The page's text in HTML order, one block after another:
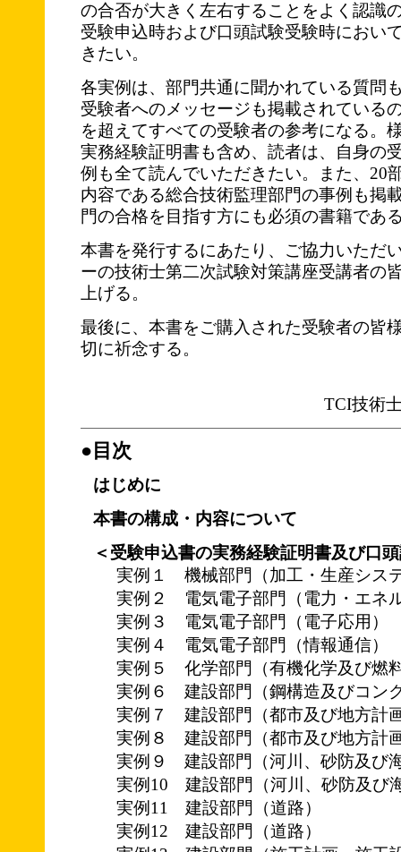
の合否が大きく左右することをよく認識
受験申込時および口頭試験受験時におい
きたい。
各実例は、部門共通に聞かれている質問
受験者へのメッセージも掲載されている
を超えてすべての受験者の参考になる。
実務経験証明書も含め、読者は、自身の
例も全て読んでいただきたい。また、20
内容である総合技術監理部門の事例も掲
門の合格を目指す方にも必須の書籍であ
本書を発行するにあたり、ご協力いただ
ーの技術士第二次試験対策講座受講者の
上げる。
最後に、本書をご購入された受験者の皆
切に祈念する。
TCI技術
●目次
はじめに
本書の構成・内容について
＜受験申込書の実務経験証明書及び口
実例１ 機械部門（加工・生産シス
実例２ 電気電子部門（電力・エネ
実例３ 電気電子部門（電子応用）
実例４ 電気電子部門（情報通信）
実例５ 化学部門（有機化学及び燃
実例６ 建設部門（鋼構造及びコン
実例７ 建設部門（都市及び地方計
実例８ 建設部門（都市及び地方計
実例９ 建設部門（河川、砂防及び
実例10 建設部門（河川、砂防及び
実例11 建設部門（道路）
実例12 建設部門（道路）